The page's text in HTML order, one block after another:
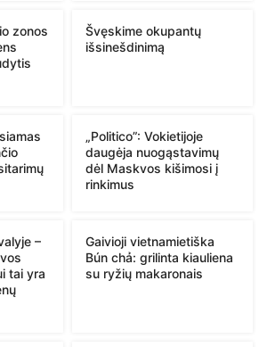
zonos
Švęskime okupantų
išsinešdinimą
„Politico”: Vokietijoje
daugėja nuogąstavimų
dėl Maskvos kišimosi į
rinkimus
–
tai yra
Gaivioji vietnamietiška
Bún chả: grilinta kiauliena
su ryžių makaronais